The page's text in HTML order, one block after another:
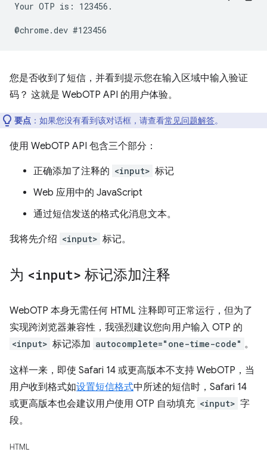
Your OTP is: 123456.
您是否收到了短信，并看到提示您在输入区域中输入验证
码？ 这就是 WebOTP API 的用户体验。
要点 ：如果您没有看到该对话框，请查看常见问题解答。
使用 WebOTP API 包含三个部分：
正确添加了注释的 <input> 标记
Web 应用中的 JavaScript
通过短信发送的格式化消息文本。
我将先介绍 <input> 标记。
为 <input> 标记添加注释
WebOTP 本身无需任何 HTML 注释即可正常运行，但为了
实现跨浏览器兼容性，我强烈建议您向用户输入 OTP 的
<input> 标记添加 autocomplete="one-time-code" 。
这样一来，即使 Safari 14 或更高版本不支持 WebOTP，当
用户收到格式如设置短信格式中所述的短信时，Safari 14
或更高版本也会建议用户使用 OTP 自动填充 <input> 字
段。
HTML